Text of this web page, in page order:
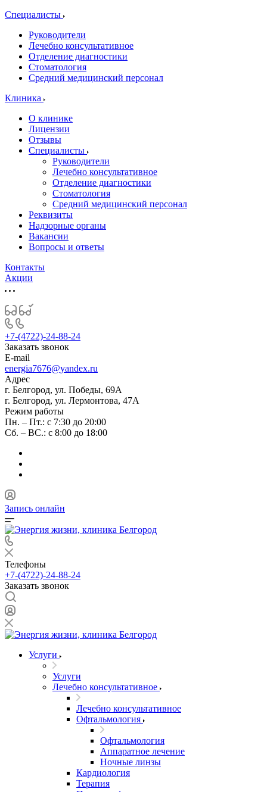
Специалисты
Руководители
Лечебно консультативное
Отделение диагностики
Стоматология
Средний медицинский персонал
Клиника
О клинике
Лицензии
Отзывы
Специалисты
Руководители
Лечебно консультативное
Отделение диагностики
Стоматология
Средний медицинский персонал
Реквизиты
Надзорные органы
Вакансии
Вопросы и ответы
Контакты
Акции
+7-(4722)-24-88-24
Заказать звонок
E-mail
energia7676@yandex.ru
Адрес
г. Белгород, ул. Победы, 69А
г. Белгород, ул. Лермонтова, 47А
Режим работы
Пн. – Пт.: с 7:30 до 20:00
Сб. – ВС.: с 8:00 до 18:00
Запись онлайн
Телефоны
+7-(4722)-24-88-24
Заказать звонок
Услуги
Услуги
Лечебно консультативное
Лечебно консультативное
Офтальмология
Офтальмология
Аппаратное лечение
Ночные линзы
Кардиология
Терапия